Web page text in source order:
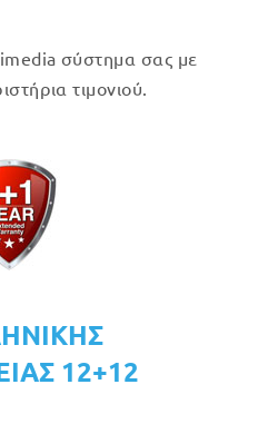
σύστημα σας με
τιμονιού.
12+12